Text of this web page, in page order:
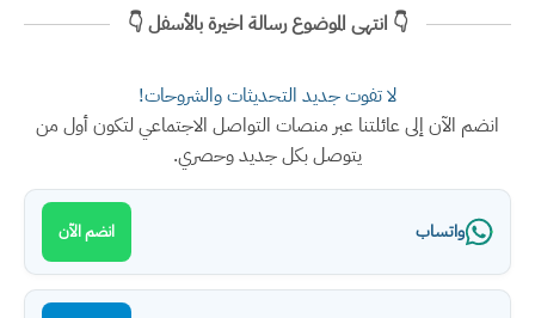
👇 انتهى الموضوع رسالة اخيرة بالأسفل 👇
لا تفوت جديد التحديثات والشروحات!
انضم الآن إلى عائلتنا عبر منصات التواصل الاجتماعي لتكون أول من
يتوصل بكل جديد وحصري.
واتساب انضم الآن